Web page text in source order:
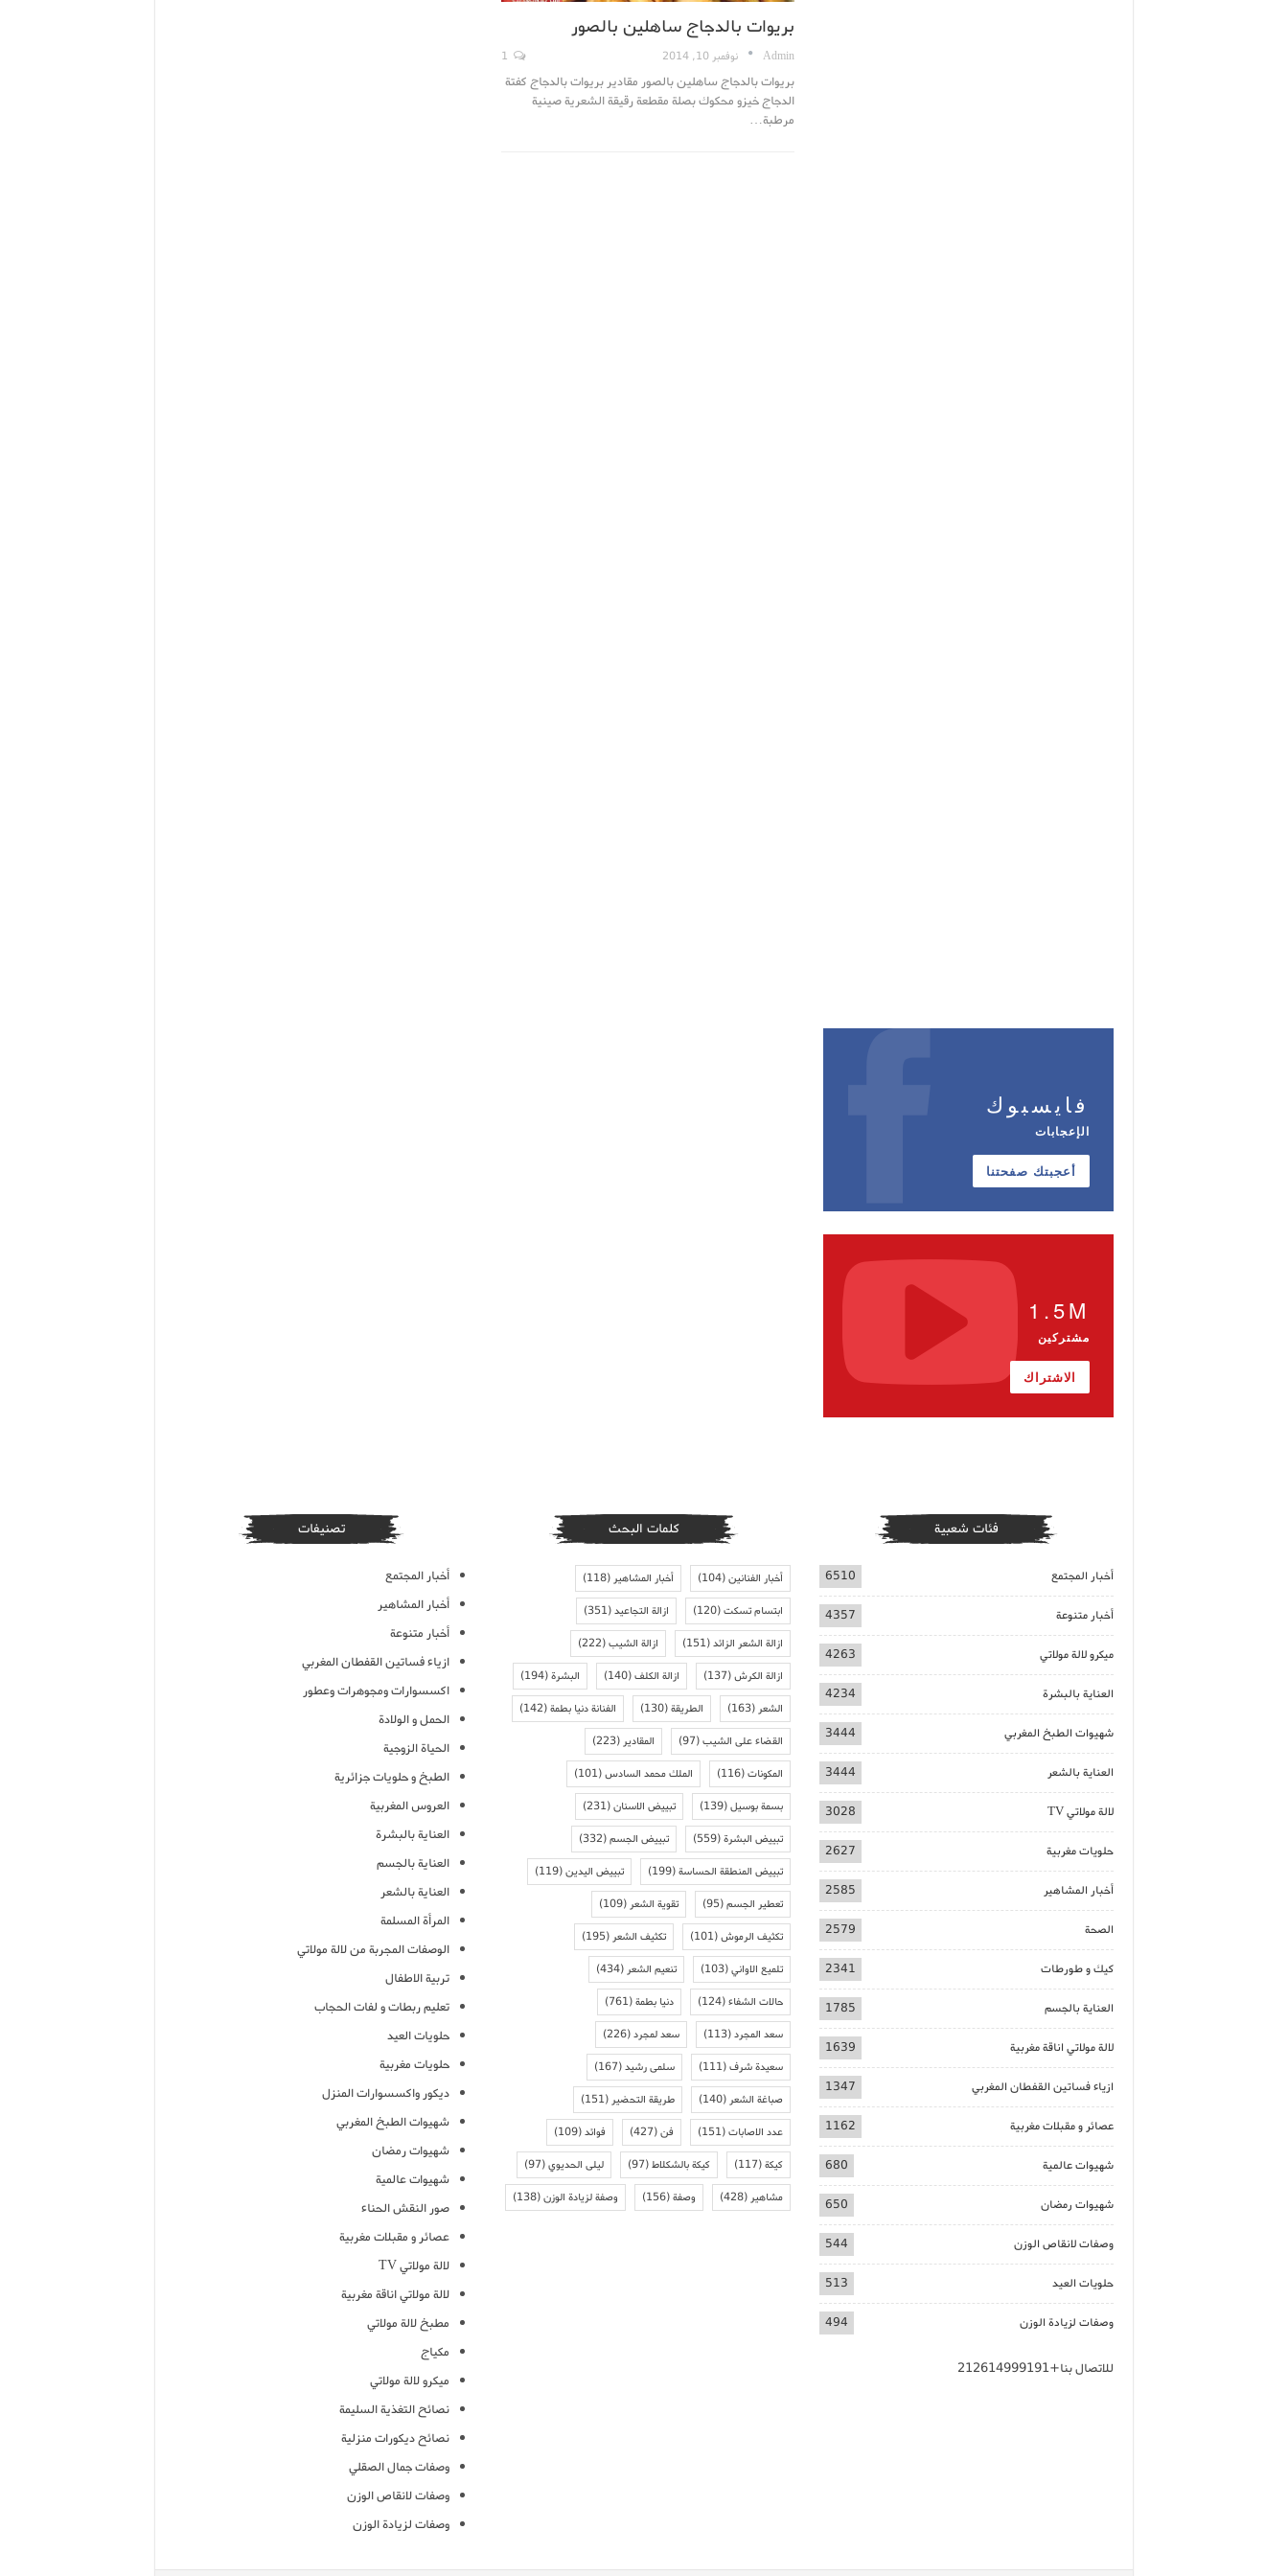
بريوات بالدجاج ساهلين بالصور
Admin نوفمبر 10, 2014
بريوات بالدجاج ساهلين بالصور مقادير بريوات بالدجاج كفتة
الدجاج خيزو محكوك بصلة مقطعة رقيقة الشعرية صينية
مرطبة…
فايسبوك
الإعجابات
أعجبتك صفحتنا
1.5M
مشتركين
الاشتراك
فئات شعبية
أخبار المجتمع 6510
أخبار متنوعة 4357
ميكرو لالة مولاتي 4263
العناية بالبشرة 4234
شهيوات الطبخ المغربي 3444
العناية بالشعر 3444
لالة مولاتي TV 3028
حلويات مغربية 2627
أخبار المشاهير 2585
الصحة 2579
كيك و طورطات 2341
العناية بالجسم 1785
لالة مولاتي اناقة مغربية 1639
ازياء فساتين القفطان المغربي 1347
عصائر و مقبلات مغربية 1162
شهيوات عالمية 680
شهيوات رمضان 650
وصفات لانقاص الوزن 544
حلويات العيد 513
وصفات لزيادة الوزن 494
للاتصال بنا+212614999191
كلمات البحث
أخبار الفنانين(104) أخبار المشاهير(118)
ابتسام تسكت(120) ازالة التجاعيد(351)
ازالة الشعر الزائد(151) ازالة الشيب(222)
ازالة الكرش(137) ازالة الكلف(140) البشرة(194)
الشعر(163) الطريقة(130) الفنانة دنيا بطمة(142)
القضاء على الشيب(97) المقادير(223)
المكونات(116) الملك محمد السادس(101)
بسمة بوسيل(139) تبييض الاسنان(231)
تبييض البشرة(559) تبييض الجسم(332)
تبييض المنطقة الحساسة(199) تبييض اليدين(119)
تعطير الجسم(95) تقوية الشعر(109)
تكثيف الرموش(101) تكثيف الشعر(195)
تلميع الاواني(103) تنعيم الشعر(434)
حالات الشفاء(124) دنيا بطمة(761)
سعد المجرد(113) سعد لمجرد(226)
سعيدة شرف(111) سلمى رشيد(167)
صباغة الشعر(140) طريقة التحضير(151)
عدد الاصابات(151) فن(427) فوائد(109)
كيكة(117) كيكة بالشكلاط(97) ليلى الحديوي(97)
مشاهير(428) وصفة(156) وصفة لزيادة الوزن(138)
تصنيفات
أخبار المجتمع
أخبار المشاهير
أخبار متنوعة
ازياء فساتين القفطان المغربي
اكسسوارات ومجوهرات وعطور
الحمل و الولادة
الحياة الزوجية
الطبخ و حلويات جزائرية
العروس المغربية
العناية بالبشرة
العناية بالجسم
العناية بالشعر
المرأة المسلمة
الوصفات المجربة من لالة مولاتي
تربية الاطفال
تعليم ربطات و لفات الحجاب
حلويات العيد
حلويات مغربية
ديكور واكسسوارات المنزل
شهيوات الطبخ المغربي
شهيوات رمضان
شهيوات عالمية
صور النقش الحناء
عصائر و مقبلات مغربية
لالة مولاتي TV
لالة مولاتي اناقة مغربية
مطبخ لالة مولاتي
مكياج
ميكرو لالة مولاتي
نصائح التغذية السليمة
نصائح ديكورات منزلية
وصفات جمال الصقلي
وصفات لانقاص الوزن
وصفات لزيادة الوزن